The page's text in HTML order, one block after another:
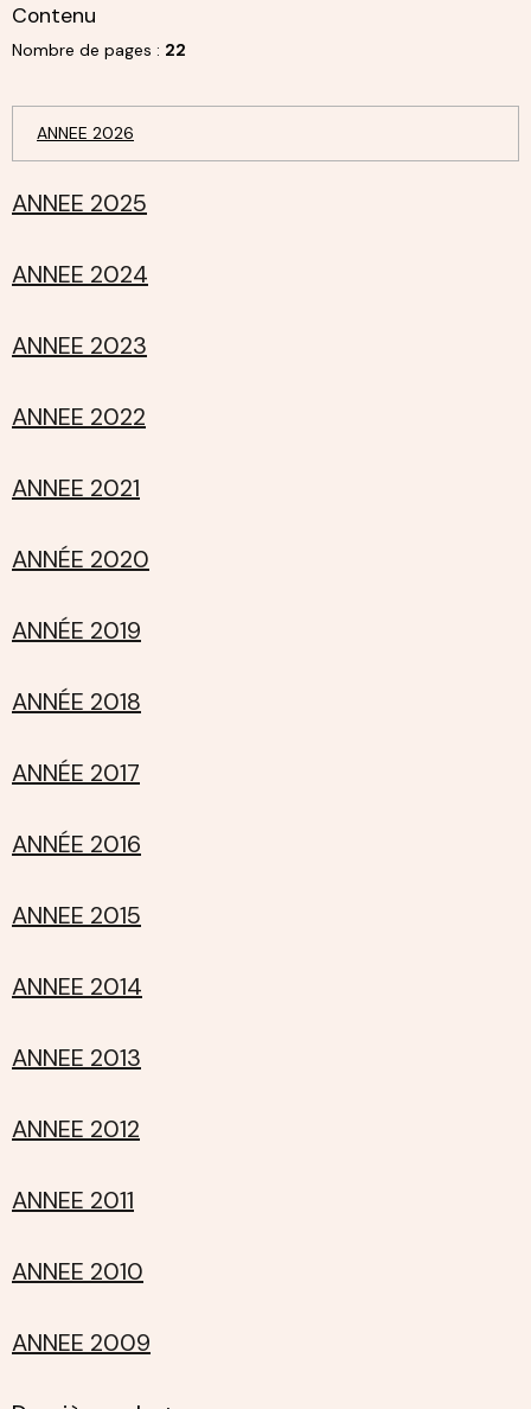
Contenu
Nombre de pages : 22
ANNEE 2026
ANNEE 2025
ANNEE 2024
ANNEE 2023
ANNEE 2022
ANNEE 2021
ANNÉE 2020
ANNÉE 2019
ANNÉE 2018
ANNÉE 2017
ANNÉE 2016
ANNEE 2015
ANNEE 2014
ANNEE 2013
ANNEE 2012
ANNEE 2011
ANNEE 2010
ANNEE 2009